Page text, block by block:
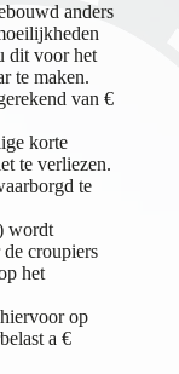
anders
dit voor het
te maken.
van €
korte
te verliezen.
te
wordt
croupiers
het
op
a €